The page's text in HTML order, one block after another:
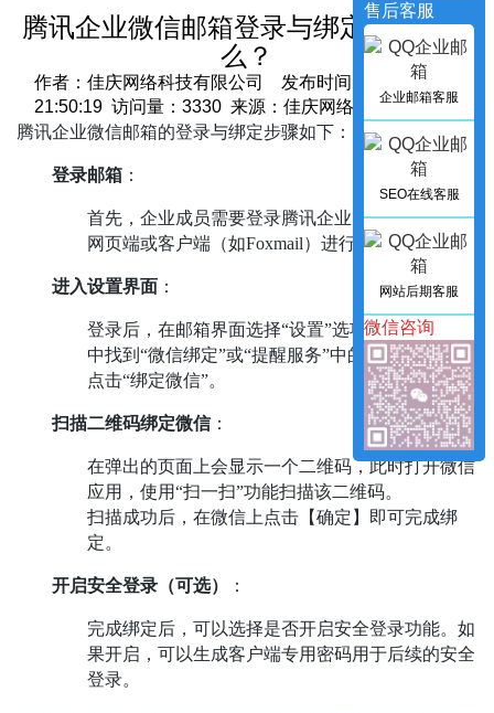
腾讯企业微信邮箱登录与绑定步骤是什
么？
作者：佳庆网络科技有限公司 发布时间：2024-09-24
21:50:19 访问量：3330 来源：佳庆网络科技有限公司
腾讯企业微信邮箱的登录与绑定步骤如下：
登录邮箱 ：
首先，企业成员需要登录腾讯企业邮箱。可以通过
网页端或客户端（如Foxmail）进行登录。
进入设置界面 ：
登录后，在邮箱界面选择“设置”选项。在设置菜单
中找到“微信绑定”或“提醒服务”中的“微信提醒”，
点击“绑定微信”。
扫描二维码绑定微信：
在弹出的页面上会显示一个二维码，此时打开微信
应用，使用“扫一扫”功能扫描该二维码。
扫描成功后，在微信上点击【确定】即可完成绑
定。
开启安全登录（可选） ：
完成绑定后，可以选择是否开启安全登录功能。如
果开启，可以生成客户端专用密码用于后续的安全
登录。
售后客服
企业邮箱客服
SEO在线客服
网站后期客服
微信咨询